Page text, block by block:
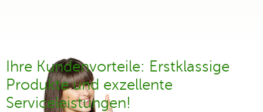
Ihre Kundenvorteile: Erstklassige
Produkte und exzellente
Serviceleistungen!